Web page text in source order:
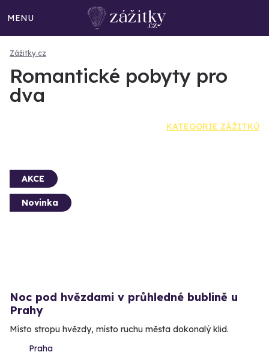
MENU
Zážitky.cz
Romantické pobyty pro
dva
KATEGORIE ZÁŽITKŮ
AKCE
Novinka
Noc pod hvězdami v průhledné bublině u
Prahy
Místo stropu hvězdy, místo ruchu města dokonalý klid.
Praha